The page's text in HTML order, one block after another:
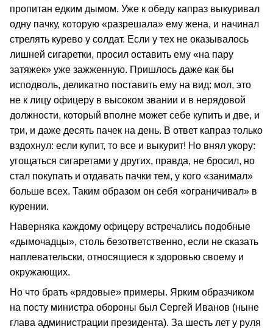
пропитан едким дымом. Уже к обеду капраз выкуривал
одну пачку, которую «разрешала» ему жена, и начинал
стрелять курево у солдат. Если у тех не оказывалось
лишней сигаретки, просил оставить ему «на пару
затяжек» уже зажженную. Пришлось даже как бы
исподволь, деликатно поставить ему на вид: мол, это
не к лицу офицеру в высоком звании и в нерядовой
должности, который вполне может себе купить и две, и
три, и даже десять пачек на день. В ответ капраз только
вздохнул: если купит, то все и выкурит! Но внял укору:
угощаться сигаретами у других, правда, не бросил, но
стал покупать и отдавать пачки тем, у кого «занимал»
больше всех. Таким образом он себя «ограничивал» в
курении.
Наверняка каждому офицеру встречались подобные
«дымочадцы», столь безответственно, если не сказать
наплевательски, относящиеся к здоровью своему и
окружающих.
Но что брать «рядовые» примеры. Ярким образчиком
на посту министра обороны был Сергей Иванов (ныне
глава администрации президента). За шесть лет у руля